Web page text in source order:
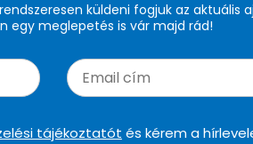
küldeni fogjuk az aktuális
egy meglepetés is vár majd rád!
tájékoztatót és kérem a